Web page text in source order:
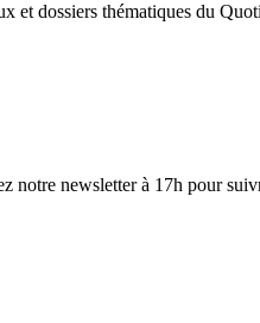
et dossiers thématiques du
notre newsletter à 17h pour